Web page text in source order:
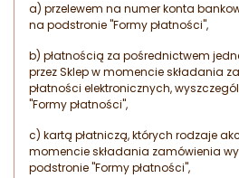
a) przelewem na numer konta
na podstronie "Formy płatności",
b) płatnością za pośrednictwem
przez Sklep w momencie składania
płatności elektronicznych,
"Formy płatności",
c) kartą płatniczą, których rodzaje
momencie składania zamówienia
podstronie "Formy płatności",